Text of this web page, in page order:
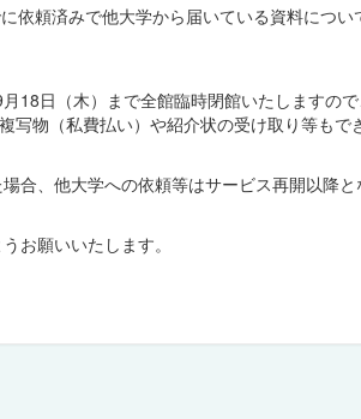
依頼済みで他大学から届いている資料につい
18日（木）まで全館臨時閉館いたしますの
写物（私費払い）や紹介状の受け取り等もで
合、他大学への依頼等はサービス再開以降と
お願いいたします。